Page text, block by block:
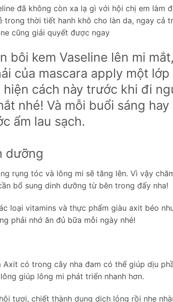
đã không còn xa lạ gì với hội chị em làm
thời tiết hanh khô cho làn da, ngay cả
cũng giải quyết được ngay
bôi kem Vaseline lên mi
của mascara apply một lớp
cách này trước khi đi
nhé! Và mỗi buổi sáng
ẩm lau sạch.
dưỡng
rụng tóc và lông mi sẽ tăng lên. Vì vậy
bổ sung dinh dưỡng từ bên trong đấy nha!
loại vitamins và thực phẩm giàu axit béo
phải nhớ ăn đủ bữa mỗi ngày nhé!
Axit có trong cây nha đam có thể giúp dịu
giúp lông mi phát triển nhanh hơn.
tươi, chiết thành dung dịch lỏng rồi nhẹ